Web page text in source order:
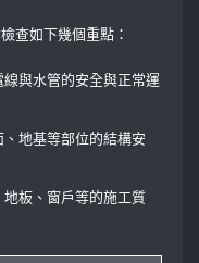
查如下幾個重點：
線與水管的安全與正常運
、地基等部位的結構安
地板、窗戶等的施工質